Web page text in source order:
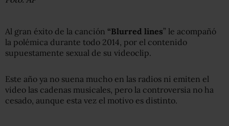
Al gran éxito de la canción “Blurred lines” le acompañó
la polémica durante todo 2014, por el contenido
supuestamente sexual de su videoclip.
Este año ya no suena mucho en las radios ni emiten el
video las cadenas musicales, pero la controversia no ha
cesado, aunque esta vez el motivo es distinto.